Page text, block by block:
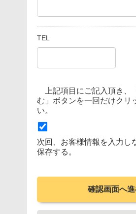
TEL
上記項目にご記入頂き、
む」ボタンを一回だけクリ
い。
次回、お客様情報を入力し
保存する。
確認画面へ